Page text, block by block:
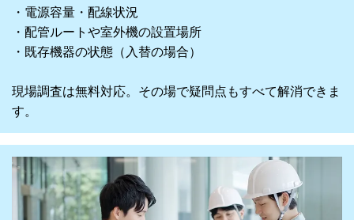
・電源容量・配線状況
・配管ルートや室外機の設置場所
・既存機器の状態（入替の場合）
現場調査は無料対応。その場で疑問点もすべて解消できま
す。